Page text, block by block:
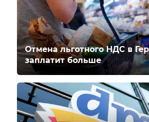
Отмена льготного НДС в
заплатит больше